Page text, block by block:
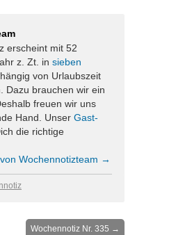
erscheint mit 52
z. Zt. in sieben
von Urlaubszeit
Dazu brauchen wir ein
freuen wir uns
Hand. Unser Gast-
die richtige
Wochennotizteam →
Wochennotiz Nr. 335 →